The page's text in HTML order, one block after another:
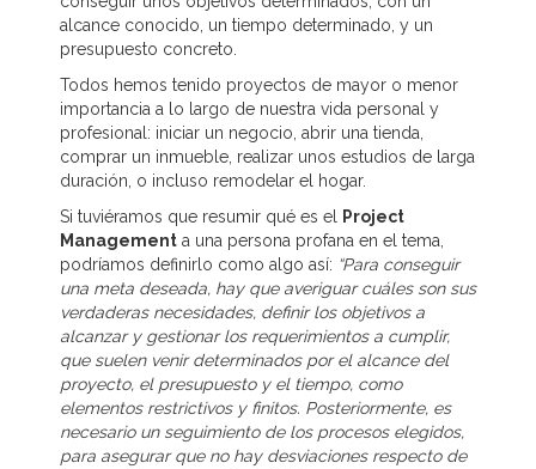
alcance conocido, un tiempo determinado, y un
presupuesto concreto.
Todos hemos tenido proyectos de mayor o menor
importancia a lo largo de nuestra vida personal y
profesional: iniciar un negocio, abrir una tienda,
comprar un inmueble, realizar unos estudios de larga
duración, o incluso remodelar el hogar.
Si tuviéramos que resumir qué es el
Project
Management a una persona profana en el tema,
podríamos definirlo como algo así: “Para conseguir
una meta deseada, hay que averiguar cuáles son sus
verdaderas necesidades, definir los objetivos a
alcanzar y gestionar los requerimientos a cumplir,
que suelen venir determinados por el alcance del
proyecto, el presupuesto y el tiempo, como
elementos restrictivos y finitos. Posteriormente, es
necesario un seguimiento de los procesos elegidos,
para asegurar que no hay desviaciones respecto de